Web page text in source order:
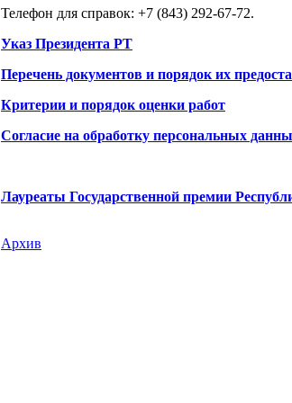
Телефон для справок: +7 (843) 292-67-72.
Указ Президента РТ
Перечень документов и порядок их
Критерии и порядок оценки работ
Согласие на обработку персональных
Лауреаты Государственной премии
Архив